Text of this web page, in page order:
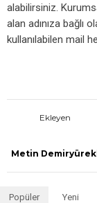
alabilirsiniz.
alan adınıza bağlı
kullanılabilen mail
Ekleyen
Metin
Popüler Yeni